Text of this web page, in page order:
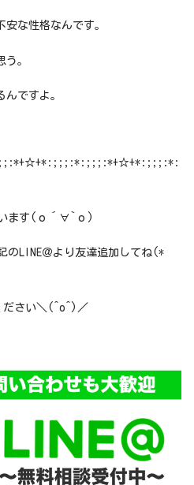
な性格なんです。
。
ですよ。
います(о´∀`о)
のLINE＠より友達追加してね(*
ださい＼(^o^)／